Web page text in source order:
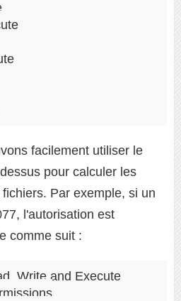
facilement utiliser le
pour calculer les
Par exemple, si un
l'autorisation est
comme suit :
Write and Execute